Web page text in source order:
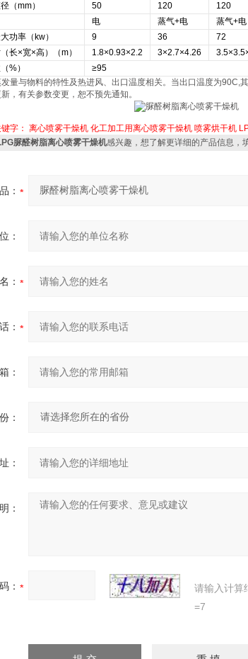
（mm）
50 120 120
电 蒸气+电
蒸气+
功率（kw）
9 36 72
长×宽×高）（m）
1.8×0.93×2.2 3×2.7×4.26
%）
≥95
量与物料的特性及热进风、出口温度相关。当出口温度为90C,
，有关参数变更，恕不预先通知。
字： 离心喷雾干燥机 化工加工用离心喷雾干燥机 喷雾烘干机
脲醛树脂离心喷雾干燥机感兴趣，想了解更详细的产品信息，
：
：
：
：
：
：
：
：
：
请输入计算
=7